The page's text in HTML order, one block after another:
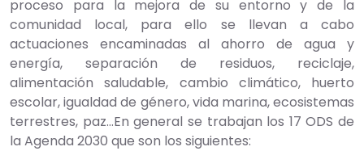
proceso para la mejora de su entorno y de la
comunidad local, para ello se llevan a cabo
actuaciones encaminadas al ahorro de agua y
energía, separación de residuos, reciclaje,
alimentación saludable, cambio climático, huerto
escolar, igualdad de género, vida marina, ecosistemas
terrestres, paz…En general se trabajan los 17 ODS de
la Agenda 2030 que son los siguientes: